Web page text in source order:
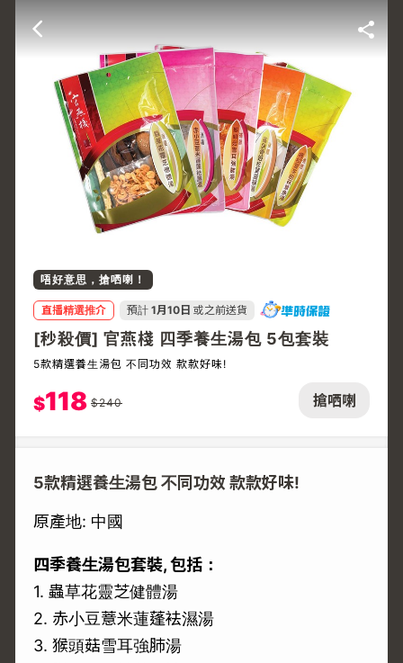
搶哂喇
唔好意思，搶哂喇！
直播精選推介 預計 1月10日 或之前送貨
[秒殺價] 官燕棧 四季養生湯包 5包套裝
5款精選養生湯包 不同功效 款款好味!
$118 $240
5款精選養生湯包 不同功效 款款好味!
原產地: 中國
四季養生湯包套裝, 包括：
1. 蟲草花靈芝健體湯
2. 赤小豆薏米蓮蓬袪濕湯
3. 猴頭菇雪耳強肺湯